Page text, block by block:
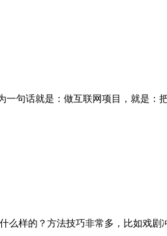
句话就是：做互联网项目，就是：
样的？方法技巧非常多，比如戏剧